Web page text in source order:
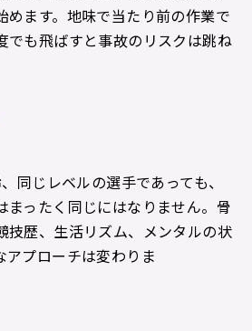
めます。地味で当たり前の作業で
でも飛ばすと事故のリスクは跳ね
同じレベルの選手であっても、
まったく同じにはなりません。骨
技歴、生活リズム、メンタルの状
アプローチは変わりま
。